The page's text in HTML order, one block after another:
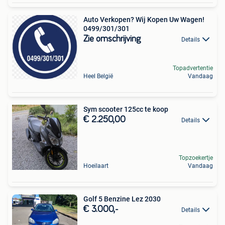
Auto Verkopen? Wij Kopen Uw Wagen!
0499/301/301
Zie omschrijving Details
Heel België
Topadvertentie
Vandaag
Sym scooter 125cc te koop
€ 2.250,00 Details
Hoeilaart
Topzoekertje
Vandaag
Golf 5 Benzine Lez 2030
€ 3.000,- Details